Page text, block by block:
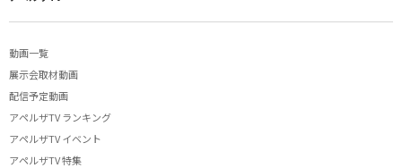
動画一覧
展示会取材動画
配信予定動画
アペルザTV ランキング
アペルザTV イベント
アペルザTV 特集